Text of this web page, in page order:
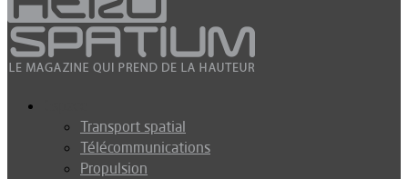
Transport spatial
Télécommunications
Propulsion